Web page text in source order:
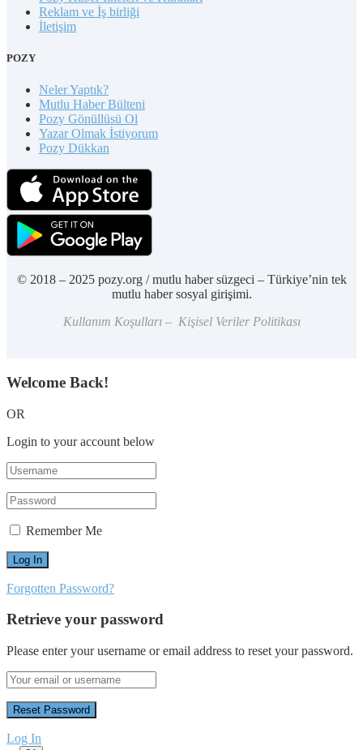
Reklam ve İş birliği
İletişim
POZY
Neler Yaptık?
Mutlu Haber Bülteni
Pozy Gönüllüsü Ol
Yazar Olmak İstiyorum
Pozy Dükkan
© 2018 – 2025 pozy.org / mutlu haber süzgeci – Türkiye’nin tek
mutlu haber sosyal girişimi.
Kullanım Koşulları – Kişisel Veriler Politikası
Welcome Back!
OR
Login to your account below
Remember Me
Forgotten Password?
Retrieve your password
Please enter your username or email address to reset your password.
Log In